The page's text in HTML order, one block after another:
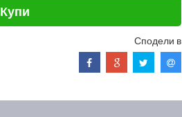
Купи
Сподели в